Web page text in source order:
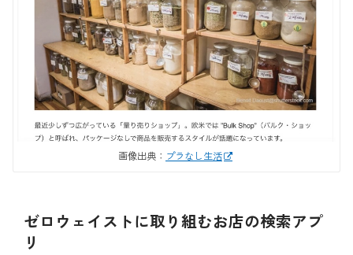
画像出典： プラなし生活
ゼロウェイストに取り組むお店の検索アプ
リ